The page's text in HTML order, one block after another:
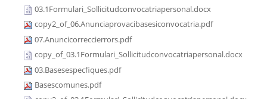
03.1Formulari_Sollicitudconvocatriapersonal.docx
copy2_of_06.Anunciaprovacibasesiconvocatria.pdf
07.Anuncicorreccierrors.pdf
copy_of_03.1Formulari_Sollicitudconvocatriapersonal.docx
03.Basesespecfiques.pdf
Basescomunes.pdf